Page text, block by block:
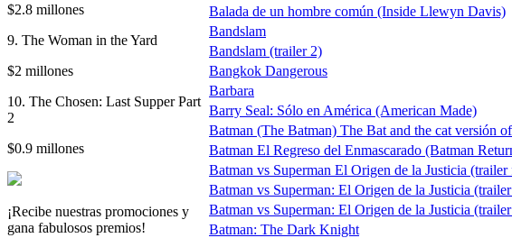
$2.8 millones
9. The Woman in the Yard
$2 millones
10. The Chosen: Last Supper Part
2
$0.9 millones
¡Recibe nuestras promociones y
gana fabulosos premios!
Balada de un hombre común (Inside Llewyn Davis)
Bandslam
Bandslam (trailer 2)
Bangkok Dangerous
Barbara
Barry Seal: Sólo en América (American Made)
Batman (The Batman) The Bat and the cat versión
Batman El Regreso del Enmascarado (Batman
Batman vs Superman El Origen de la Justicia
Batman vs Superman: El Origen de la Justicia
Batman vs Superman: El Origen de la Justicia
Batman: The Dark Knight